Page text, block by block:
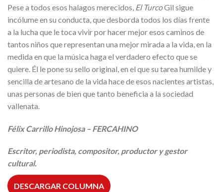
Pese a todos esos halagos merecidos, El TurcoGil sigue
incólume en su conducta, que desborda todos los días frente
a la lucha que le toca vivir por hacer mejor esos caminos de
tantos niños que representan una mejor mirada a la vida, en la
medida en que la música haga el verdadero efecto que se
quiere. Él le pone su sello original, en el que su tarea humilde y
sencilla de artesano de la vida hace de esos nacientes artistas,
unas personas de bien que tanto beneficia a la sociedad
vallenata.
Félix Carrillo Hinojosa – FERCAHINO
Escritor, periodista, compositor, productor y gestor
cultural.
DESCARGAR COLUMNA